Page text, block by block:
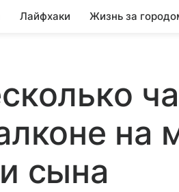
Лайфхаки Жизнь за
на
сына